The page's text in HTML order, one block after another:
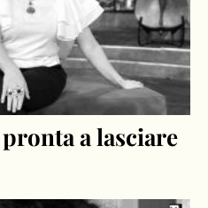
a lasciare